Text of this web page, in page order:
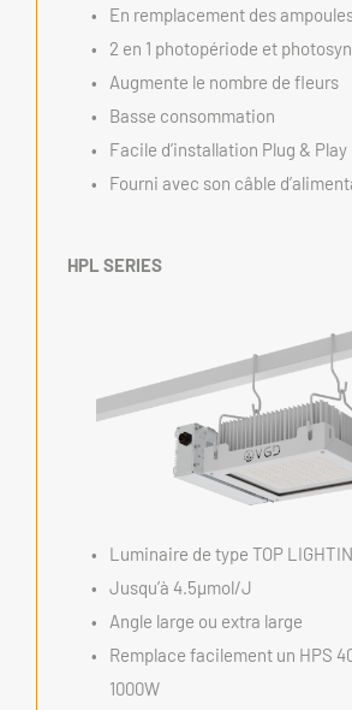
En remplacement des
2 en 1 photopériode et
Augmente le nombre de fleurs
Basse consommation
Facile d’installation Plug & Play
Fourni avec son câble
HPL SERIES
Luminaire de type TOP
Jusqu’à 4.5µmol/J
Angle large ou extra large
Remplace facilement un HPS
1000W